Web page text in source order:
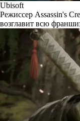
Ubisoft
Режиссер Assassin's
возглавит всю